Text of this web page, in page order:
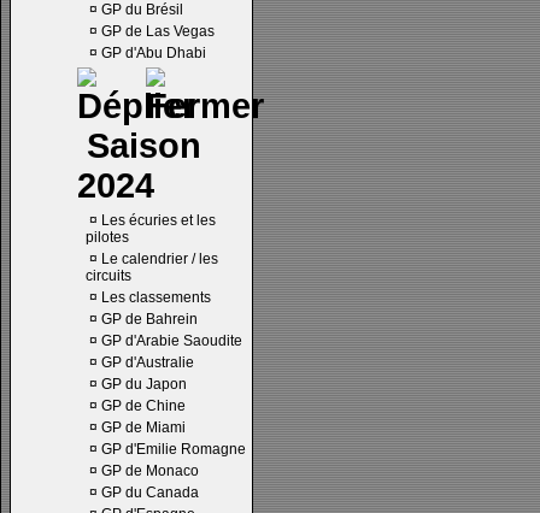
¤ GP du Brésil
¤ GP de Las Vegas
¤ GP d'Abu Dhabi
Saison
2024
¤ Les écuries et les
pilotes
¤ Le calendrier / les
circuits
¤ Les classements
¤ GP de Bahrein
¤ GP d'Arabie Saoudite
¤ GP d'Australie
¤ GP du Japon
¤ GP de Chine
¤ GP de Miami
¤ GP d'Emilie Romagne
¤ GP de Monaco
¤ GP du Canada